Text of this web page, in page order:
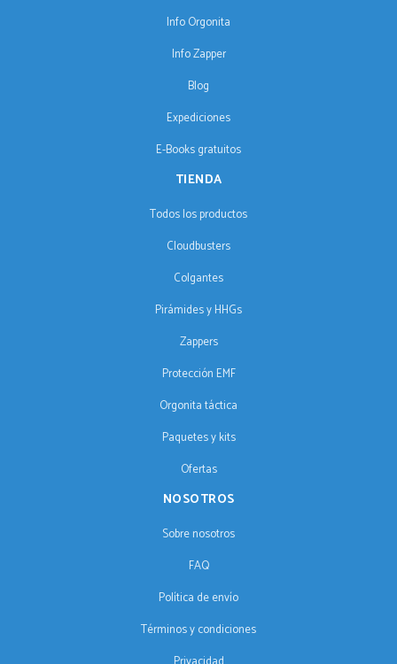
Info Orgonita
Info Zapper
Blog
Expediciones
E-Books gratuitos
TIENDA
Todos los productos
Cloudbusters
Colgantes
Pirámides y HHGs
Zappers
Protección EMF
Orgonita táctica
Paquetes y kits
Ofertas
NOSOTROS
Sobre nosotros
FAQ
Política de envío
Términos y condiciones